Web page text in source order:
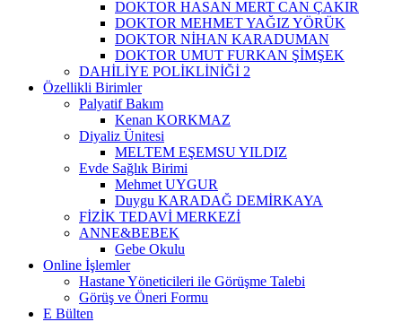
DOKTOR HASAN MERT CAN ÇAKIR
DOKTOR MEHMET YAĞIZ YÖRÜK
DOKTOR NİHAN KARADUMAN
DOKTOR UMUT FURKAN ŞİMŞEK
DAHİLİYE POLİKLİNİĞİ 2
Özellikli Birimler
Palyatif Bakım
Kenan KORKMAZ
Diyaliz Ünitesi
MELTEM EŞEMSU YILDIZ
Evde Sağlık Birimi
Mehmet UYGUR
Duygu KARADAĞ DEMİRKAYA
FİZİK TEDAVİ MERKEZİ
ANNE&BEBEK
Gebe Okulu
Online İşlemler
Hastane Yöneticileri ile Görüşme Talebi
Görüş ve Öneri Formu
E Bülten